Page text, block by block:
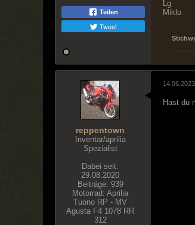
Teilen
Tweet
Lg
Miklo​
reppentown
Inventar/aprilia
Spezialist
Dabei seit:
29.08.2020
Beiträge: 939
Motorrad: Aprilia
Tuono RP - MV
Agusta F4 1078 RR
312
Hast du